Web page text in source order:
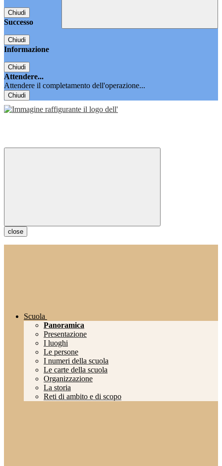
Chiudi
Successo
Chiudi
Informazione
Chiudi
Attendere...
Attendere il completamento dell'operazione...
Chiudi
close
Scuola
Panoramica
Presentazione
I luoghi
Le persone
I numeri della scuola
Le carte della scuola
Organizzazione
La storia
Reti di ambito e di scopo